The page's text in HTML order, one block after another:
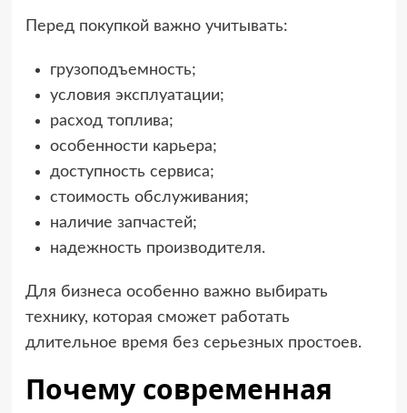
Перед покупкой важно учитывать:
грузоподъемность;
условия эксплуатации;
расход топлива;
особенности карьера;
доступность сервиса;
стоимость обслуживания;
наличие запчастей;
надежность производителя.
Для бизнеса особенно важно выбирать
технику, которая сможет работать
длительное время без серьезных простоев.
Почему современная